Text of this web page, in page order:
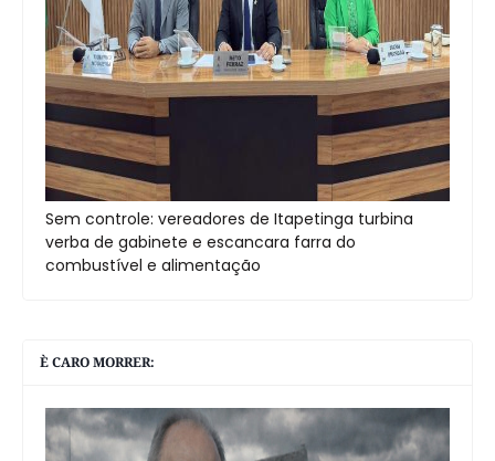
Sem controle: vereadores de Itapetinga turbina
verba de gabinete e escancara farra do
combustível e alimentação
È CARO MORRER: